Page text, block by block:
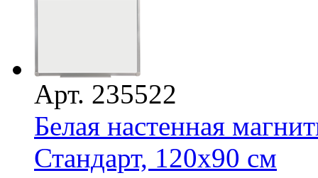
Арт. 235522
Белая настенная
Стандарт, 120х90 см